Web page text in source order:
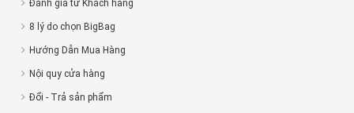
Đánh giá từ Khách hàng
8 lý do chọn BigBag
Hướng Dẫn Mua Hàng
Nội quy cửa hàng
Đổi - Trả sản phẩm